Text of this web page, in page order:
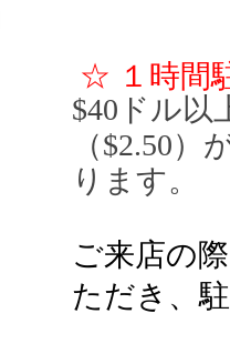
☆ １時間
$40ドル以
（$2.50
ります。
ご来店の
ただき、